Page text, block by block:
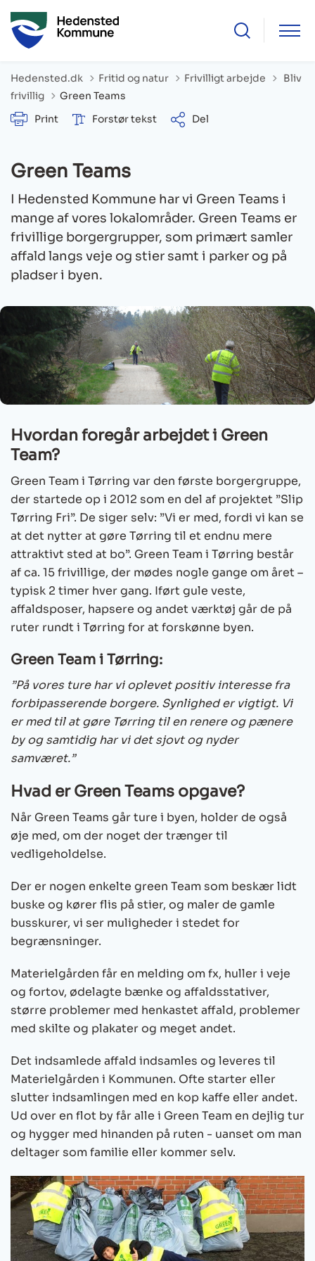
Hedensted.dk Fritid og natur Frivilligt arbejde
Bliv
frivillig
Green Teams
Print
Forstør tekst Del
Green Teams
I Hedensted Kommune har vi Green Teams i
mange af vores lokalområder. Green Teams er
frivillige borgergrupper, som primært samler
affald langs veje og stier samt i parker og på
pladser i byen.
Hvordan foregår arbejdet i Green
Team?
Green Team i Tørring var den første borgergruppe,
der startede op i 2012 som en del af projektet ”Slip
Tørring Fri”. De siger selv: ”Vi er med, fordi vi kan se
at det nytter at gøre Tørring til et endnu mere
attraktivt sted at bo”. Green Team i Tørring består
af ca. 15 frivillige, der mødes nogle gange om året –
typisk 2 timer hver gang. Iført gule veste,
affaldsposer, hapsere og andet værktøj går de på
ruter rundt i Tørring for at forskønne byen.
Green Team i Tørring:
”På vores ture har vi oplevet positiv interesse fra
forbipasserende borgere. Synlighed er vigtigt. Vi
er med til at gøre Tørring til en renere og pænere
by og samtidig har vi det sjovt og nyder
samværet.”
Hvad er Green Teams opgave?
Når Green Teams går ture i byen, holder de også
øje med, om der noget der trænger til
vedligeholdelse.
Der er nogen enkelte green Team som beskær lidt
buske og kører flis på stier, og maler de gamle
busskurer, vi ser muligheder i stedet for
begrænsninger.
Materielgården får en melding om fx, huller i veje
og fortov, ødelagte bænke og affaldsstativer,
større problemer med henkastet affald, problemer
med skilte og plakater og meget andet.
Det indsamlede affald indsamles og leveres til
Materielgården i Kommunen. Ofte starter eller
slutter indsamlingen med en kop kaffe eller andet.
Ud over en flot by får alle i Green Team en dejlig tur
og hygger med hinanden på ruten - uanset om man
deltager som familie eller kommer selv.